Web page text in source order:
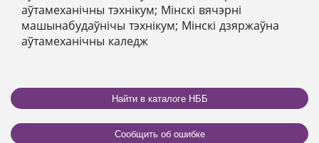
аўтамеханічны тэхнікум; Мінскі вячэрні
машынабудаўнічы тэхнікум; Мінскі дзяржаўна
аўтамеханічны каледж
Найти в каталоге НББ
Сообщить об ошибке